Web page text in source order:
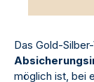
Das Gold-
möglich ist, bei